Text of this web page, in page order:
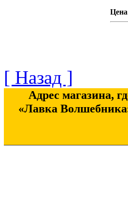
[ Назад ]
Адрес магазина,
«Лавка